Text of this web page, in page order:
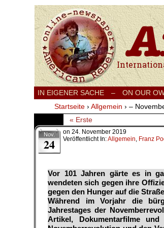
Internationale
IN EIGENER SACHE – ON OUR
Startseite › Allgemein › –
« Erste
Nov.
24
on 24. November 2019
Veröffentlicht In:Allgemein, Franz
Vor 101 Jahren gärte es in
wendeten sich gegen ihre
gegen den Hunger auf die
Während im Vorjahr die
Jahrestages der
Artikel, Dokumentarfilme